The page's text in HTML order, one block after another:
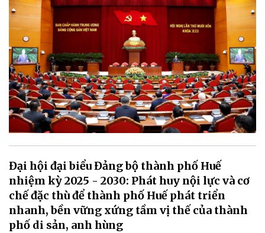
Đại hội đại biểu Đảng bộ thành phố Huế
nhiệm kỳ 2025 - 2030: Phát huy nội lực và cơ
chế đặc thù để thành phố Huế phát triển
nhanh, bền vững xứng tầm vị thế của thành
phố di sản, anh hùng